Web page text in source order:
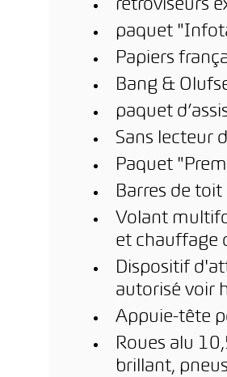
rétroviseurs
paquet
Papiers
Bang &
paquet
Sans lecteur
Paquet
Barres de
Volant
et chauffage
Dispositif
autorisé voir
Appuie-tête
Roues alu
brillant,